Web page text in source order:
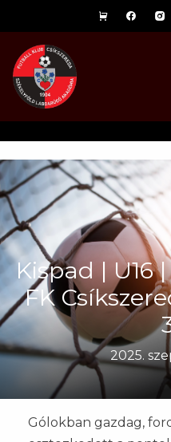
Kispad | U16
FK
2025.
Gólokban gazdag,